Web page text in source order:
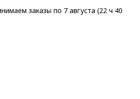
заказы по 7 августа (22 ч 40